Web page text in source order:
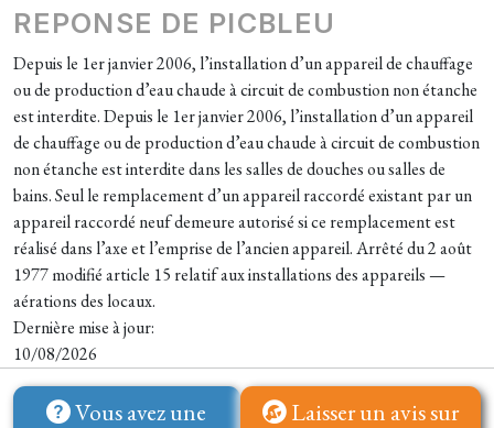
REPONSE DE PICBLEU
Depuis le 1er janvier 2006, l’installation d’un appareil de chauffage
ou de production d’eau chaude à circuit de combustion non étanche
est interdite. Depuis le 1er janvier 2006, l’installation d’un appareil
de chauffage ou de production d’eau chaude à circuit de combustion
non étanche est interdite dans les salles de douches ou salles de
bains. Seul le remplacement d’un appareil raccordé existant par un
appareil raccordé neuf demeure autorisé si ce remplacement est
réalisé dans l’axe et l’emprise de l’ancien appareil. Arrêté du 2 août
1977 modifié article 15 relatif aux installations des appareils —
aérations des locaux.
Dernière mise à jour:
10/08/2026
Vous avez une
Laisser un avis sur